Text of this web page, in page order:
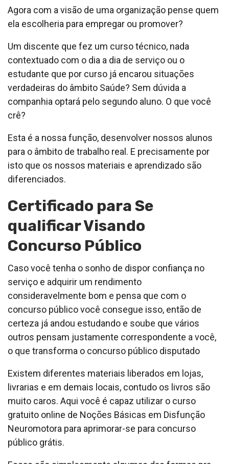
Agora com a visão de uma organização pense quem
ela escolheria para empregar ou promover?
Um discente que fez um curso técnico, nada
contextuado com o dia a dia de serviço ou o
estudante que por curso já encarou situações
verdadeiras do âmbito Saúde? Sem dúvida a
companhia optará pelo segundo aluno. O que você
crê?
Esta é a nossa função, desenvolver nossos alunos
para o âmbito de trabalho real. E precisamente por
isto que os nossos materiais e aprendizado são
diferenciados.
Certificado para Se
qualificar Visando
Concurso Público
Caso você tenha o sonho de dispor confiança no
serviço e adquirir um rendimento
consideravelmente bom e pensa que com o
concurso público você consegue isso, então de
certeza já andou estudando e soube que vários
outros pensam justamente correspondente a você,
o que transforma o concurso público disputado
Existem diferentes materiais liberados em lojas,
livrarias e em demais locais, contudo os livros são
muito caros. Aqui você é capaz utilizar o curso
gratuito online de Noções Básicas em Disfunção
Neuromotora para aprimorar-se para concurso
público grátis.